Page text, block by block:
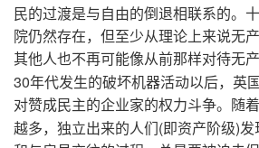
民的过渡是与自由的倒退相联系的。
院仍然存在，但至少从理论上来说无
其他人也不再可能像从前那样对待无
30年代发生的破坏机器活动以后，英
对赞成民主的企业家的权力斗争。随
越多，独立出来的人们 (即资产阶级)发